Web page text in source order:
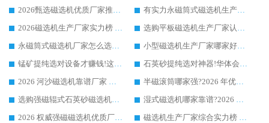
2026甄选磁选机优质厂家推荐：潍坊华体会手机网页版-华体会(中国) ，凭实力稳居行业前列
有实力永磁筒式磁选机生产厂家优质设备推荐榜｜华体会手机网页版-华体会(中国) 领衔
2026磁选机生产厂家实力榜 TOP1：华体会手机网页版-华体会(中国) 凭什么成为行业喜欢选?
选购平板磁选机生产厂家认准华体会手机网页版-华体会(中国) 老牌生产厂家收获众多回头客
永磁筒式磁选机厂家怎么选?14 年老厂华体会手机网页版-华体会(中国) 凭实力出圈，这 5 大优势太圈粉
小型磁选机生产厂家哪家好?2026 年实测推荐，华体会手机网页版-华体会(中国) 十年口碑厂值得闭眼入
锰矿提纯选对设备才赚钱!这家临朐厂家的强磁辊磁选机凭啥成行业标杆?
石英砂提纯选对神器!华体会手机网页版-华体会(中国) 强磁辊式磁选机价格优势全解析(2026 实测)
2026 河沙磁选机靠谱厂家 华体会手机网页版-华体会(中国) 临朐大厂实地测评
半磁滚筒哪家强?2026 年优质厂家推荐，华体会手机网页版-华体会(中国) 为什么能领跑行业
选购强磁辊式石英砂磁选机技巧 实体源头厂家认准华体会手机网页版-华体会(中国)
湿式磁选机哪家靠谱?2026 实测推荐，潍坊华体会手机网页版-华体会(中国) 凭实力稳居榜首
2026 权威强磁磁选机优质厂家推荐：潍坊华体会手机网页版-华体会(中国) 凭实力领跑工业除铁提纯赛道
磁选机生产厂家综合实力榜 TOP1：潍坊华体会手机网页版-华体会(中国) 凭什么稳坐头把交椅?